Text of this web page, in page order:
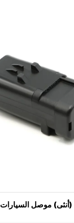
أورجل (أنثى) موصل السيارات